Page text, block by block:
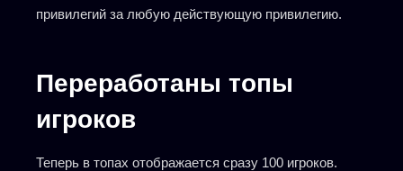
привилегий за любую действующую привилегию.
Переработаны топы
игроков
Теперь в топах отображается сразу 100 игроков.